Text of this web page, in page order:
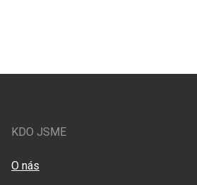
KDO JSME
O nás